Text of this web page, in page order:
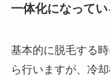
一体化になって
基本的に脱毛する
ら行いますが、冷